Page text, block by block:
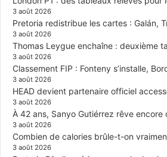
3 août 2026
Pretoria redistribue les cartes : Galán,
3 août 2026
Thomas Leygue enchaîne : deuxième
3 août 2026
Classement FIP : Fonteny s’installe,
3 août 2026
HEAD devient partenaire officiel
3 août 2026
À 42 ans, Sanyo Gutiérrez rêve encore
3 août 2026
Combien de calories brûle-t-on
3 août 2026